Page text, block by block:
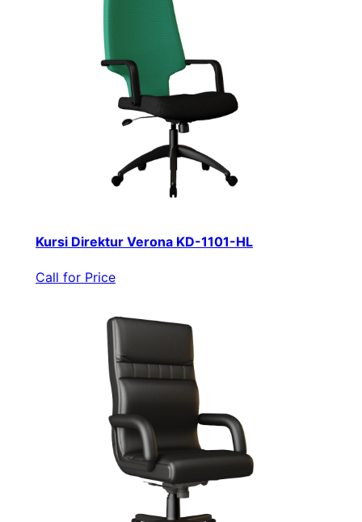
Kursi Direktur Verona KD-1101-HL
Call for Price